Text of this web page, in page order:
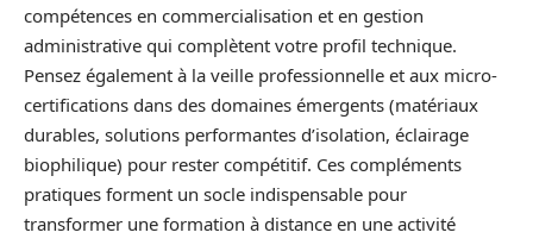
compétences en commercialisation et en gestion
administrative qui complètent votre profil technique.
Pensez également à la veille professionnelle et aux micro-
certifications dans des domaines émergents (matériaux
durables, solutions performantes d’isolation, éclairage
biophilique) pour rester compétitif. Ces compléments
pratiques forment un socle indispensable pour
transformer une formation à distance en une activité